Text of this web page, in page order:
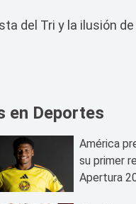
del Tri y la ilusión
en Deportes
América
su primer
Apertura